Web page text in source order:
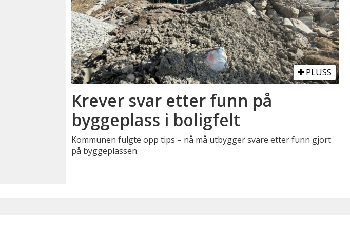
PLUSS
Krever svar etter funn på
byggeplass i boligfelt
Kommunen fulgte opp tips – nå må utbygger svare etter funn gjort
på byggeplassen.